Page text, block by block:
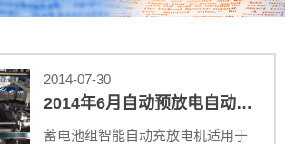
2014-07-30
2014年6月自动预放电自动检测一体机正式投入使用
蓄电池组智能自动充放电机适用于